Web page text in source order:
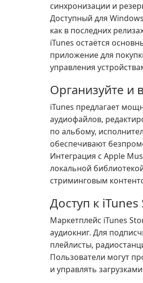
синхронизации и
Доступный для
как в последних
iTunes остаётся
приложение для
управления
Организуйте и
iTunes предлагает
аудиофайлов,
по альбому,
обеспечивают
Интеграция с Apple
локальной
стриминговым
Доступ к
Маркетплейс iTunes
аудиокниг. Для
плейлисты,
Пользователи могут
и управлять